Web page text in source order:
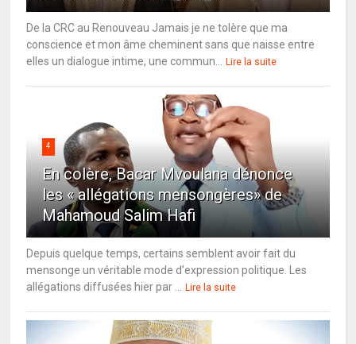
De la CRC au Renouveau Jamais je ne tolère que ma
conscience et mon âme cheminent sans que naisse entre
elles un dialogue intime, une commun...
Lire la suite
4
En colère, Bacar Mvoulana dénonce
les « allégations mensongères» de
Mahamoud Salim Hafi
Depuis quelque temps, certains semblent avoir fait du
mensonge un véritable mode d’expression politique. Les
allégations diffusées hier par ...
Lire la suite